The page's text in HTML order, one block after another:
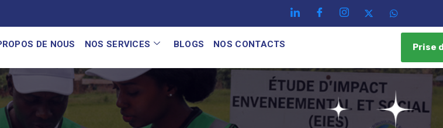
DE NOUS NOS SERVICES BLOGS NOS CONTACTS Prise